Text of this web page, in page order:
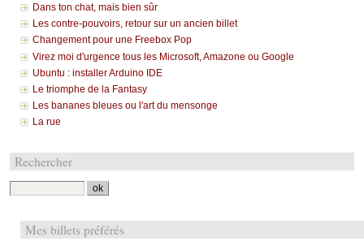
Dans ton chat, mais bien sûr
Les contre-pouvoirs, retour sur un ancien billet
Changement pour une Freebox Pop
Virez moi d'urgence tous les Microsoft, Amazone ou Google
Ubuntu : installer Arduino IDE
Le triomphe de la Fantasy
Les bananes bleues ou l'art du mensonge
La rue
Rechercher
Mes billets préférés